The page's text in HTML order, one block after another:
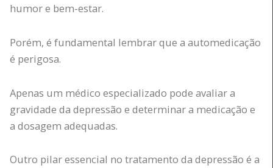
humor e bem-estar.
Porém, é fundamental lembrar que a automedicação
é perigosa.
Apenas um médico especializado pode avaliar a
gravidade da depressão e determinar a medicação e
a dosagem adequadas.
Outro pilar essencial no tratamento da depressão é a